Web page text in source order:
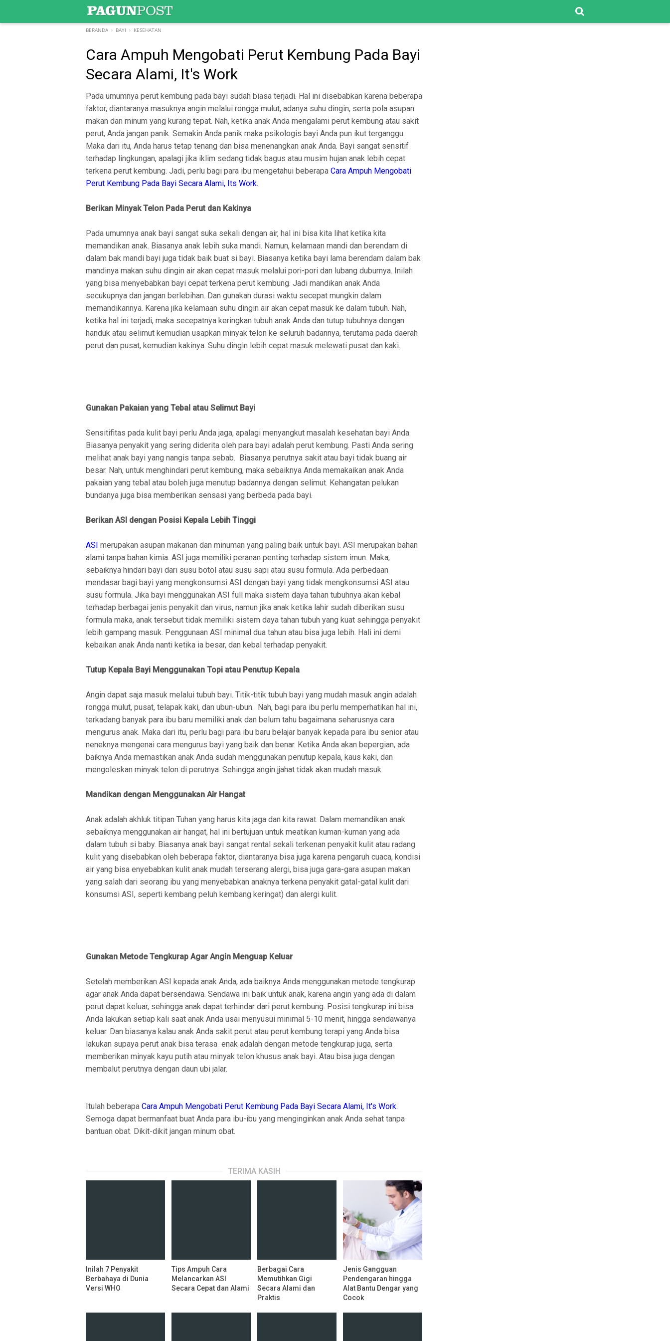
BERANDA › BAYI › KESEHATAN
Cara Ampuh Mengobati Perut Kembung Pada Bayi
Secara Alami, It's Work
Pada umumnya perut kembung pada bayi sudah biasa terjadi. Hal ini disebabkan karena beberapa
faktor, diantaranya masuknya angin melalui rongga mulut, adanya suhu dingin, serta pola asupan
makan dan minum yang kurang tepat. Nah, ketika anak Anda mengalami perut kembung atau sakit
perut, Anda jangan panik. Semakin Anda panik maka psikologis bayi Anda pun ikut terganggu.
Maka dari itu, Anda harus tetap tenang dan bisa menenangkan anak Anda. Bayi sangat sensitif
terhadap lingkungan, apalagi jika iklim sedang tidak bagus atau musim hujan anak lebih cepat
terkena perut kembung. Jadi, perlu bagi para ibu mengetahui beberapa Cara Ampuh Mengobati
Perut Kembung Pada Bayi Secara Alami, Its Work.
Berikan Minyak Telon Pada Perut dan Kakinya
Pada umumnya anak bayi sangat suka sekali dengan air, hal ini bisa kita lihat ketika kita
memandikan anak. Biasanya anak lebih suka mandi. Namun, kelamaan mandi dan berendam di
dalam bak mandi bayi juga tidak baik buat si bayi. Biasanya ketika bayi lama berendam dalam bak
mandinya makan suhu dingin air akan cepat masuk melalui pori-pori dan lubang duburnya. Inilah
yang bisa menyebabkan bayi cepat terkena perut kembung. Jadi mandikan anak Anda
secukupnya dan jangan berlebihan. Dan gunakan durasi waktu secepat mungkin dalam
memandikannya. Karena jika kelamaan suhu dingin air akan cepat masuk ke dalam tubuh. Nah,
ketika hal ini terjadi, maka secepatnya keringkan tubuh anak Anda dan tutup tubuhnya dengan
handuk atau selimut kemudian usapkan minyak telon ke seluruh badannya, terutama pada daerah
perut dan pusat, kemudian kakinya. Suhu dingin lebih cepat masuk melewati pusat dan kaki.
Gunakan Pakaian yang Tebal atau Selimut Bayi
Sensitifitas pada kulit bayi perlu Anda jaga, apalagi menyangkut masalah kesehatan bayi Anda.
Biasanya penyakit yang sering diderita oleh para bayi adalah perut kembung. Pasti Anda sering
melihat anak bayi yang nangis tanpa sebab. Biasanya perutnya sakit atau bayi tidak buang air
besar. Nah, untuk menghindari perut kembung, maka sebaiknya Anda memakaikan anak Anda
pakaian yang tebal atau boleh juga menutup badannya dengan selimut. Kehangatan pelukan
bundanya juga bisa memberikan sensasi yang berbeda pada bayi.
Berikan ASI dengan Posisi Kepala Lebih Tinggi
ASI merupakan asupan makanan dan minuman yang paling baik untuk bayi. ASI merupakan bahan
alami tanpa bahan kimia. ASI juga memiliki peranan penting terhadap sistem imun. Maka,
sebaiknya hindari bayi dari susu botol atau susu sapi atau susu formula. Ada perbedaan
mendasar bagi bayi yang mengkonsumsi ASI dengan bayi yang tidak mengkonsumsi ASI atau
susu formula. Jika bayi menggunakan ASI full maka sistem daya tahan tubuhnya akan kebal
terhadap berbagai jenis penyakit dan virus, namun jika anak ketika lahir sudah diberikan susu
formula maka, anak tersebut tidak memiliki sistem daya tahan tubuh yang kuat sehingga penyakit
lebih gampang masuk. Penggunaan ASI minimal dua tahun atau bisa juga lebih. Hali ini demi
kebaikan anak Anda nanti ketika ia besar, dan kebal terhadap penyakit.
Tutup Kepala Bayi Menggunakan Topi atau Penutup Kepala
Angin dapat saja masuk melalui tubuh bayi. Titik-titik tubuh bayi yang mudah masuk angin adalah
rongga mulut, pusat, telapak kaki, dan ubun-ubun. Nah, bagi para ibu perlu memperhatikan hal ini,
terkadang banyak para ibu baru memiliki anak dan belum tahu bagaimana seharusnya cara
mengurus anak. Maka dari itu, perlu bagi para ibu baru belajar banyak kepada para ibu senior atau
neneknya mengenai cara mengurus bayi yang baik dan benar. Ketika Anda akan bepergian, ada
baiknya Anda memastikan anak Anda sudah menggunakan penutup kepala, kaus kaki, dan
mengoleskan minyak telon di perutnya. Sehingga angin jjahat tidak akan mudah masuk.
Mandikan dengan Menggunakan Air Hangat
Anak adalah akhluk titipan Tuhan yang harus kita jaga dan kita rawat. Dalam memandikan anak
sebaiknya menggunakan air hangat, hal ini bertujuan untuk meatikan kuman-kuman yang ada
dalam tubuh si baby. Biasanya anak bayi sangat rental sekali terkenan penyakit kulit atau radang
kulit yang disebabkan oleh beberapa faktor, diantaranya bisa juga karena pengaruh cuaca, kondisi
air yang bisa enyebabkan kulit anak mudah terserang alergi, bisa juga gara-gara asupan makan
yang salah dari seorang ibu yang menyebabkan anaknya terkena penyakit gatal-gatal kulit dari
konsumsi ASI, seperti kembang peluh kembang keringat) dan alergi kulit.
Gunakan Metode Tengkurap Agar Angin Menguap Keluar
Setelah memberikan ASI kepada anak Anda, ada baiknya Anda menggunakan metode tengkurap
agar anak Anda dapat bersendawa. Sendawa ini baik untuk anak, karena angin yang ada di dalam
perut dapat keluar, sehingga anak dapat terhindar dari perut kembung. Posisi tengkurap ini bisa
Anda lakukan setiap kali saat anak Anda usai menyusui minimal 5-10 menit, hingga sendawanya
keluar. Dan biasanya kalau anak Anda sakit perut atau perut kembung terapi yang Anda bisa
lakukan supaya perut anak bisa terasa enak adalah dengan metode tengkurap juga, serta
memberikan minyak kayu putih atau minyak telon khusus anak bayi. Atau bisa juga dengan
membalut perutnya dengan daun ubi jalar.
Itulah beberapa Cara Ampuh Mengobati Perut Kembung Pada Bayi Secara Alami, It's Work.
Semoga dapat bermanfaat buat Anda para ibu-ibu yang menginginkan anak Anda sehat tanpa
bantuan obat. Dikit-dikit jangan minum obat.
TERIMA KASIH
Inilah 7 Penyakit
Berbahaya di Dunia
Versi WHO
Tips Ampuh Cara
Melancarkan ASI
Secara Cepat dan Alami
Berbagai Cara
Memutihkan Gigi
Secara Alami dan
Praktis
Jenis Gangguan
Pendengaran hingga
Alat Bantu Dengar yang
Cocok